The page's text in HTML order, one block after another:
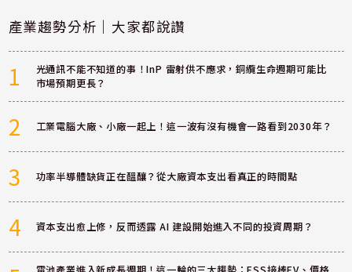
產業趨勢分析｜大家都說讚
1
光通訊不能不知道的事！InP 雷射供不應求，銅纜生命週期可能比
市場預期更長？
2 工業電腦大廠、小廠一起上！這一波有沒有機會一路看到2030年？
3 功率半導體缺貨正在醞釀？從大廠資本支出看真正的時間點
4 資本支出愈上修，反而透露 AI 建設開始進入不同的投資周期？